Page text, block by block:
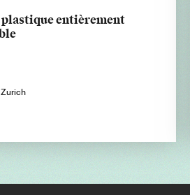
plastique entièrement
Zurich